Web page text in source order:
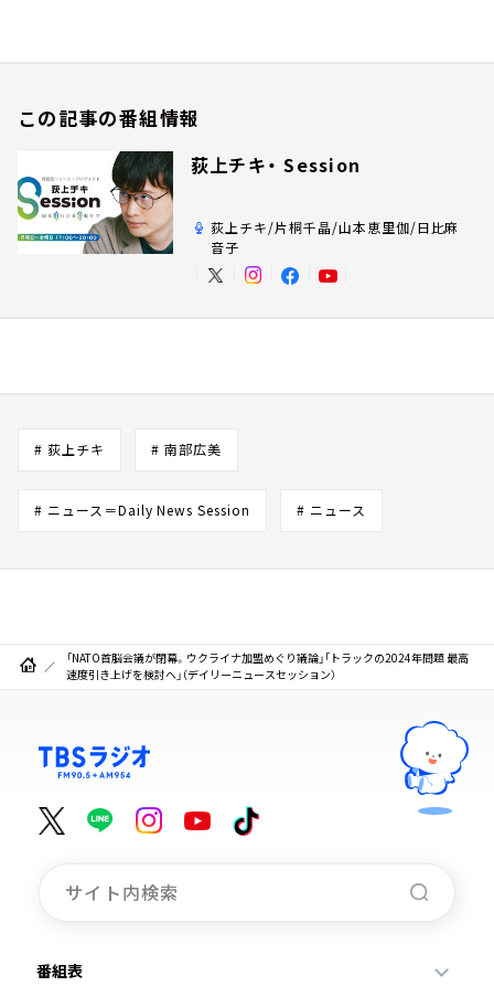
この記事の番組情報
荻上チキ・ Session
荻上チキ/片桐千晶/山本恵里伽/日比麻
音子
# 荻上チキ # 南部広美
# ニュース＝Daily News Session # ニュース
「NATO首脳会議が閉幕。ウクライナ加盟めぐり議論」「トラックの2024年問題 最高
速度引き上げを検討へ」（デイリーニュースセッション）
番組表